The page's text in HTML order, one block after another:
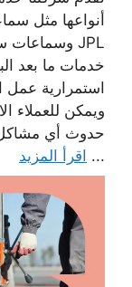
أنواعها مثل
خدمات ما بعد
استمرارية
ويمكن للعملاء
حدوث أي مشاكل
... اقرأ المزيد